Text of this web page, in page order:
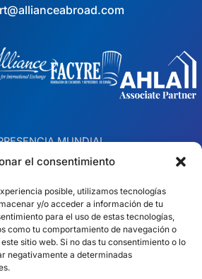
el consentimiento
posible, utilizamos tecnologías
y/o acceder a información de tu
para el uso de estas tecnologías,
como tu comportamiento de navegación o
sitio web. Si no das tu consentimiento o lo
negativamente a determinadas
MUNDIAL
en 10 países
Irlanda
Polonia
Australia